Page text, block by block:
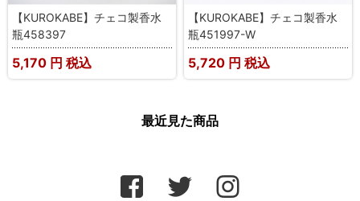
【KUROKABE】チェコ製香水
瓶458397
5,170 円 税込
【KUROKABE】チェコ製香水
瓶451997-W
5,720 円 税込
最近見た商品